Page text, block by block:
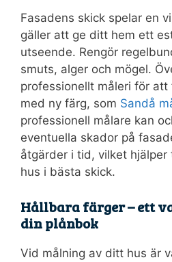
Fasadens skick spelar en
gäller att ge ditt hem ett
utseende. Rengör
smuts, alger och mögel.
professionellt måleri för
med ny färg, som Sandå
professionell målare kan
eventuella skador på
åtgärder i tid, vilket
hus i bästa skick.
Hållbara färger – ett
din plånbok
Vid målning av ditt hus är